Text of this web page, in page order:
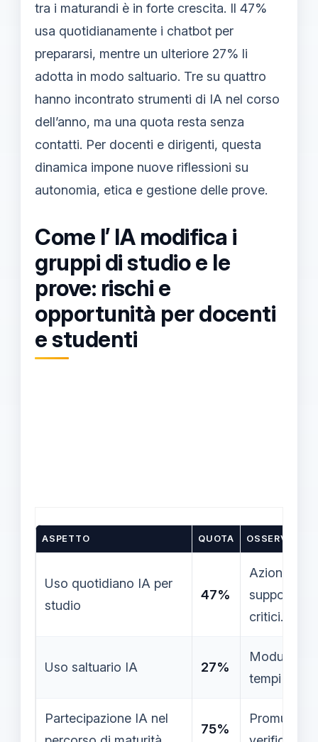
tra i maturandi è in forte crescita. Il 47%
usa quotidianamente i chatbot per
prepararsi, mentre un ulteriore 27% li
adotta in modo saltuario. Tre su quattro
hanno incontrato strumenti di IA nel corso
dell’anno, ma una quota resta senza
contatti. Per docenti e dirigenti, questa
dinamica impone nuove riflessioni su
autonomia, etica e gestione delle prove.
Come l’ IA modifica i
gruppi di studio e le
prove: rischi e
opportunità per docenti
e studenti
ASPETTO QUOTA
Uso quotidiano IA per
studio
47%
Azione:
supporto e
critici.
Uso saltuario IA 27%
Modulare
tempi di
Partecipazione IA nel
75%